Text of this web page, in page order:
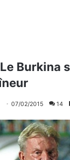
Burkina
v
07/02/2015 14